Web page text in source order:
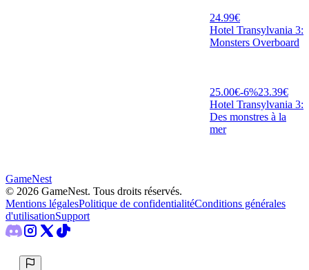
24.99€
Hotel Transylvania 3:
Monsters Overboard
25.00€-6%23.39€
Hotel Transylvania 3:
Des monstres à la
mer
GameNest
© 2026 GameNest. Tous droits réservés.
Mentions légalesPolitique de confidentialitéConditions générales
d'utilisationSupport